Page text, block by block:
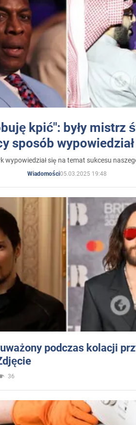
kpić": były mistrz
sposób
wypowiedział się na temat sukcesu
Wiadomości05.03.2025 19:48
podczas kolacji
36